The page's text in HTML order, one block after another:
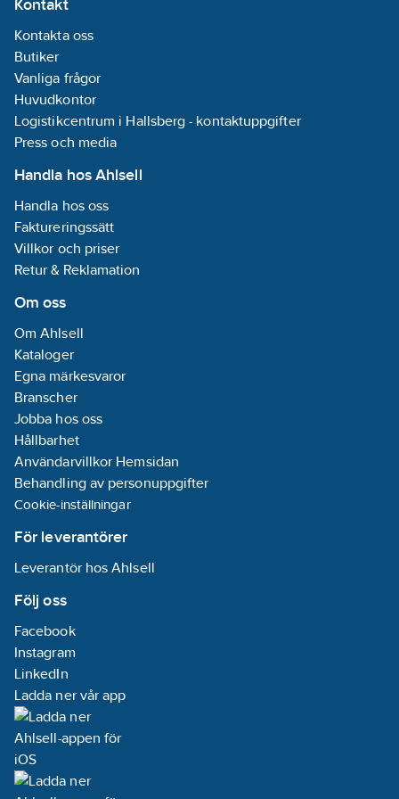
behållare för
att tåla en hel
del hårt och
tungt bruk.
Dess låga front
gör den
perfekt för att
passa under
maskiner för
sopuppsamling.
har två hjul
fram och ett
bakhjul med
broms samt
gaffeltunnlar
kan lyfta den
motviktstruck.
Kontakt
Kontakta oss
Butiker
Vanliga frågor
Huvudkontor
Logistikcentrum i Hallsberg - kontaktuppgifter
Press och media
Handla hos Ahlsell
Handla hos oss
Faktureringssätt
Villkor och priser
Retur & Reklamation
Om oss
Om Ahlsell
Kataloger
Egna märkesvaror
Branscher
Jobba hos oss
Hållbarhet
Användarvillkor Hemsidan
Behandling av personuppgifter
Cookie-inställningar
För leverantörer
Leverantör hos Ahlsell
Följ oss
Facebook
Instagram
LinkedIn
Ladda ner vår app